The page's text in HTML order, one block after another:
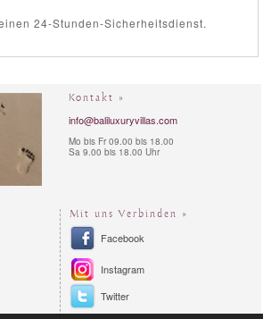
24-Stunden-Sicherheitsdienst.
Kontakt »
info@baliluxuryvillas.com
Mo bis Fr 09.00 bis 18.00
Sa 9.00 bis 18.00 Uhr
Mit uns Verbinden »
Facebook
Instagram
Twitter